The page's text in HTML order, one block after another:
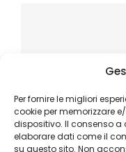
Per fornire le migliori
cookie per memorizzare
dispositivo. Il consenso a
elaborare dati come il
su questo sito. Non